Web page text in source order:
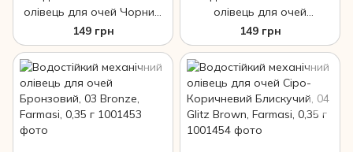
олівець для очей Чорний,
01 Black, Farmasi, 0,35 г
149 грн
олівець для очей
Коричневий, 02 Deep
Brown, Farmasi, 0,35 г
149 грн